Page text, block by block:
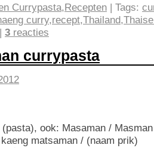
Currypasta,Recepten | Tags:
curry,recept,Thailand,
| 3 reacties
currypasta
ook: Masaman / Masman
matsaman / (naam prik)